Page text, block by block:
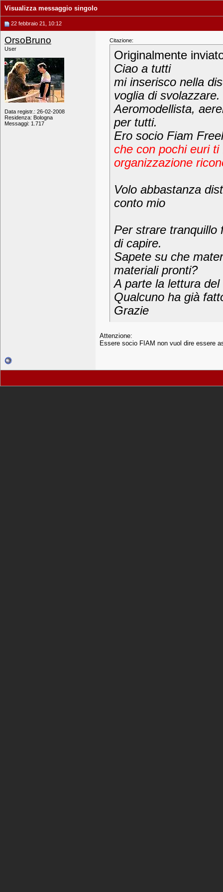
Visualizza messaggio singolo
22 febbraio 21, 10:12
OrsoBruno
User
Data registr.: 26-02-2008
Residenza: Bologna
Messaggi: 1.717
Citazione:
Originalmente
Ciao a tutti
mi inserisco nella
voglia di svolazzare.
Aeromodellista,
per tutti.
Ero socio Fiam
che con pochi euri
organizzazione
Volo abbastanza
conto mio
Per strare tranquillo
di capire.
Sapete su che
materiali pronti?
A parte la lettura
Qualcuno ha già
Grazie
Attenzione:
Essere socio FIAM non vuol dire essere